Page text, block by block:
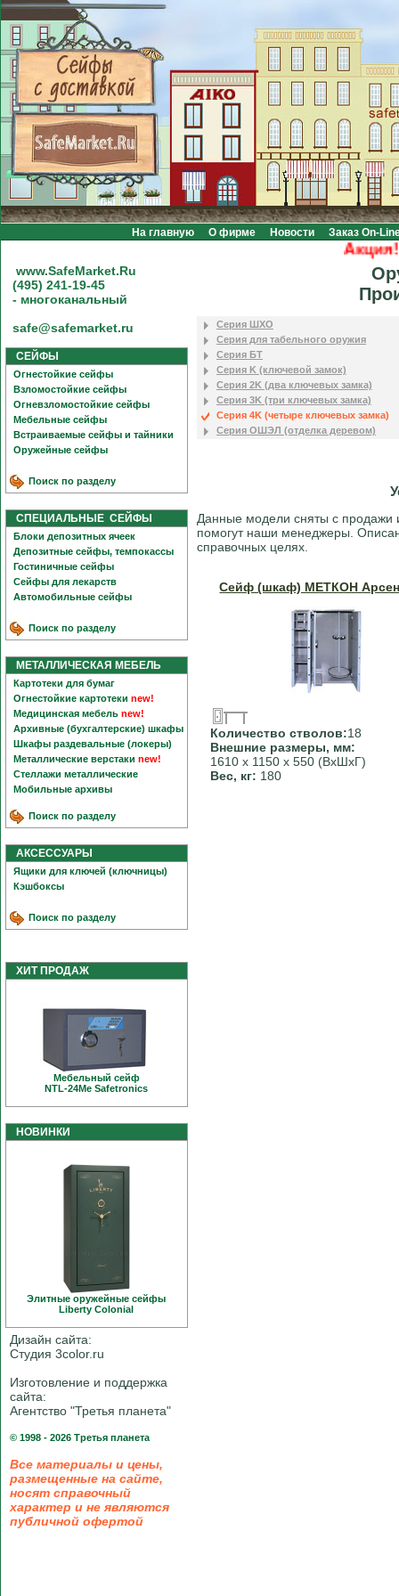
На главную О фирме Новости Заказ On-
Акция!
www.SafeMarket.Ru
(495) 241-19-45
- многоканальный
safe@safemarket.ru
СЕЙФЫ
Огнестойкие сейфы
Взломостойкие сейфы
Огневзломостойкие сейфы
Мебельные сейфы
Встраиваемые сейфы и тайники
Оружейные сейфы
Поиск по разделу
СПЕЦИАЛЬНЫЕ СЕЙФЫ
Блоки депозитных ячеек
Депозитные сейфы, темпокассы
Гостиничные сейфы
Сейфы для лекарств
Автомобильные сейфы
Поиск по разделу
МЕТАЛЛИЧЕСКАЯ МЕБЕЛЬ
Картотеки для бумаг
Огнестойкие картотеки new!
Медицинская мебель new!
Архивные (бухгалтерские) шкафы
Шкафы раздевальные (локеры)
Металлические верстаки new!
Стеллажи металлические
Мобильные архивы
Поиск по разделу
АКСЕССУАРЫ
Ящики для ключей (ключницы)
Кэшбоксы
Поиск по разделу
ХИТ ПРОДАЖ
Мебельный сейф
NTL-24Me Safetronics
НОВИНКИ
Элитные оружейные сейфы
Liberty Colonial
Дизайн сайта:
Студия 3color.ru
Изготовление и поддержка
сайта:
Агентство "Третья планета"
© 1998 - 2026 Третья планета
Все материалы и цены,
размещенные на сайте,
носят справочный
характер и не являются
публичной офертой
Серия ШХО
Серия для табельного оружия
Серия БТ
Серия K (ключевой замок)
Серия 2K (два ключевых замка)
Серия 3K (три ключевых замка)
Серия 4K (четыре ключевых замка)
Серия ОШЭЛ (отделка деревом)
Данные модели сняты с продажи
помогут наши менеджеры.
справочных целях.
Сейф (шкаф) МЕТКОН
Количество стволов:18
Внешние размеры, мм:
1610 х 1150 х 550 (ВхШхГ)
Вес, кг: 180